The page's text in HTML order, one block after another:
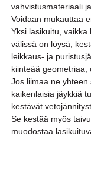
vahvistusmateriaali
Voidaan mukauttaa
Yksi lasikuitu,
välissä on löysä,
leikkaus- ja
kiinteää geometriaa,
Jos liimaa ne
kaikenlaisia ​​jäykkiä
kestävät
Se kestää myös
muodostaa